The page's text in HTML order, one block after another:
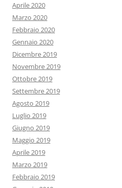
Aprile 2020
Marzo 2020
Febbraio 2020
Gennaio 2020
Dicembre 2019
Novembre 2019
Ottobre 2019
Settembre 2019
Agosto 2019
Luglio 2019
Giugno 2019
Maggio 2019
Aprile 2019
Marzo 2019
Febbraio 2019